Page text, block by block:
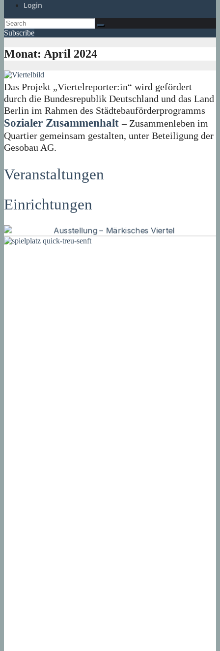
Login
Subscribe
Monat: April 2024
Das Projekt „Viertelreporter:in“ wird gefördert
durch die Bundesrepublik Deutschland und das Land
Berlin im Rahmen des Städtebauförderprogramms
Sozialer Zusammenhalt – Zusammenleben im
Quartier gemeinsam gestalten, unter Beteiligung der
Gesobau AG.
Veranstaltungen
Einrichtungen